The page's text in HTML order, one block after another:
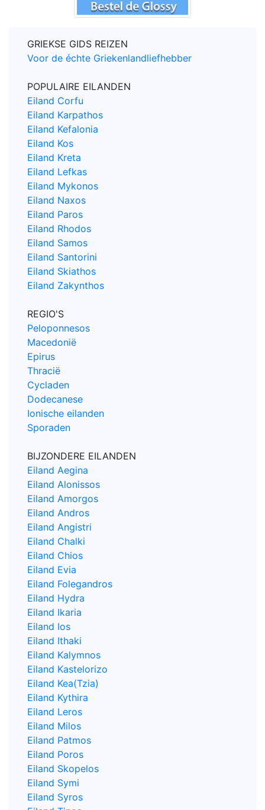
GRIEKSE GIDS REIZEN
Voor de échte Griekenlandliefhebber
POPULAIRE EILANDEN
Eiland Corfu
Eiland Karpathos
Eiland Kefalonia
Eiland Kos
Eiland Kreta
Eiland Lefkas
Eiland Mykonos
Eiland Naxos
Eiland Paros
Eiland Rhodos
Eiland Samos
Eiland Santorini
Eiland Skiathos
Eiland Zakynthos
REGIO'S
Peloponnesos
Macedonië
Epirus
Thracië
Cycladen
Dodecanese
Ionische eilanden
Sporaden
BIJZONDERE EILANDEN
Eiland Aegina
Eiland Alonissos
Eiland Amorgos
Eiland Andros
Eiland Angistri
Eiland Chalki
Eiland Chios
Eiland Evia
Eiland Folegandros
Eiland Hydra
Eiland Ikaria
Eiland Ios
Eiland Ithaki
Eiland Kalymnos
Eiland Kastelorizo
Eiland Kea(Tzia)
Eiland Kythira
Eiland Leros
Eiland Milos
Eiland Patmos
Eiland Poros
Eiland Skopelos
Eiland Symi
Eiland Syros